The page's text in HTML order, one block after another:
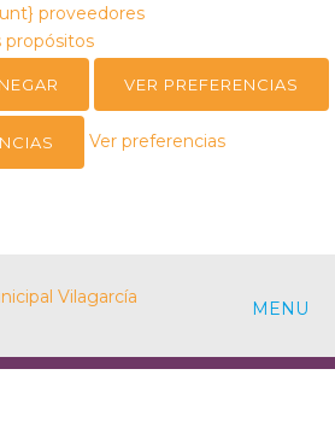
proveedores
propósitos
VER PREFERENCIAS
Ver preferencias
MENU